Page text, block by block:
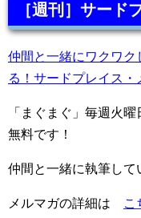
［週刊］サード
仲間と一緒にワクワク
る！サードプレイス・
「まぐまぐ」毎週火
無料です！
仲間と一緒に執筆して
メルマガの詳細は こ